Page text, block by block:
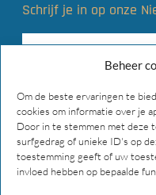
Beheer
Om de beste ervaringen te
cookies om informatie over je
Door in te stemmen met deze
surfgedrag of unieke ID's op
toestemming geeft of uw
invloed hebben op bepaalde
Schrijf je in op onze